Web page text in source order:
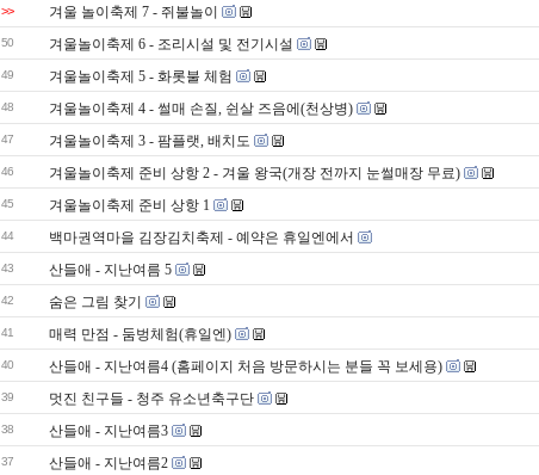
>> 겨울 놀이축제 7 - 쥐불놀이
50 겨울놀이축제 6 - 조리시설 및 전기시설
49 겨울놀이축제 5 - 화롯불 체험
48 겨울놀이축제 4 - 썰매 손질, 쉰살 즈음에(천상병)
47 겨울놀이축제 3 - 팜플랫, 배치도
46 겨울놀이축제 준비 상항 2 - 겨울 왕국(개장 전까지 눈썰매장 무료)
45 겨울놀이축제 준비 상항 1
44 백마권역마을 김장김치축제 - 예약은 휴일엔에서
43 산들애 - 지난여름 5
42 숨은 그림 찾기
41 매력 만점 - 둠벙체험(휴일엔)
40 산들애 - 지난여름4 (홈페이지 처음 방문하시는 분들 꼭 보세용)
39 멋진 친구들 - 청주 유소년축구단
38 산들애 - 지난여름3
37 산들애 - 지난여름2